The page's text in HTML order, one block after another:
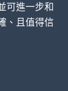
可進一步和
、且值得信